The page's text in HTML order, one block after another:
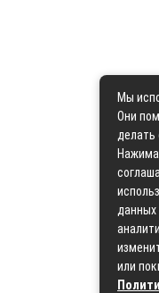
Мы
Они
делать
данных
или